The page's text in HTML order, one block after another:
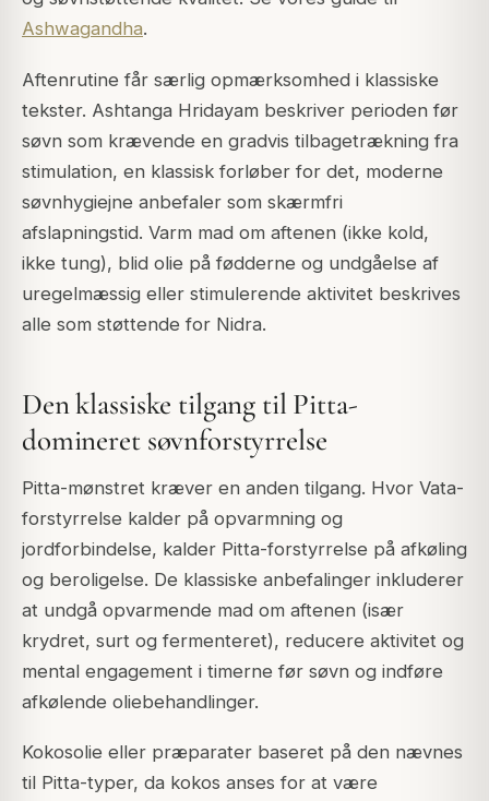
Ashwagandha.
Aftenrutine får særlig opmærksomhed i klassiske
tekster. Ashtanga Hridayam beskriver perioden før
søvn som krævende en gradvis tilbagetrækning fra
stimulation, en klassisk forløber for det, moderne
søvnhygiejne anbefaler som skærmfri
afslapningstid. Varm mad om aftenen (ikke kold,
ikke tung), blid olie på fødderne og undgåelse af
uregelmæssig eller stimulerende aktivitet beskrives
alle som støttende for Nidra.
Den klassiske tilgang til Pitta-
domineret søvnforstyrrelse
Pitta-mønstret kræver en anden tilgang. Hvor Vata-
forstyrrelse kalder på opvarmning og
jordforbindelse, kalder Pitta-forstyrrelse på afkøling
og beroligelse. De klassiske anbefalinger inkluderer
at undgå opvarmende mad om aftenen (især
krydret, surt og fermenteret), reducere aktivitet og
mental engagement i timerne før søvn og indføre
afkølende oliebehandlinger.
Kokosolie eller præparater baseret på den nævnes
til Pitta-typer, da kokos anses for at være